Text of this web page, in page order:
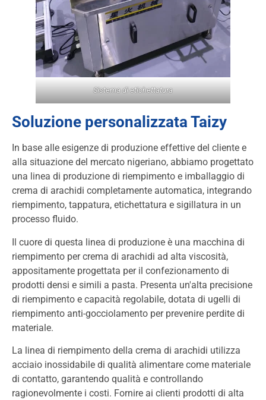
Sistema di etichettatura
Soluzione personalizzata Taizy
In base alle esigenze di produzione effettive del cliente e
alla situazione del mercato nigeriano, abbiamo progettato
una linea di produzione di riempimento e imballaggio di
crema di arachidi completamente automatica, integrando
riempimento, tappatura, etichettatura e sigillatura in un
processo fluido.
Il cuore di questa linea di produzione è una macchina di
riempimento per crema di arachidi ad alta viscosità,
appositamente progettata per il confezionamento di
prodotti densi e simili a pasta. Presenta un'alta precisione
di riempimento e capacità regolabile, dotata di ugelli di
riempimento anti-gocciolamento per prevenire perdite di
materiale.
La linea di riempimento della crema di arachidi utilizza
acciaio inossidabile di qualità alimentare come materiale
di contatto, garantendo qualità e controllando
ragionevolmente i costi. Fornire ai clienti prodotti di alta